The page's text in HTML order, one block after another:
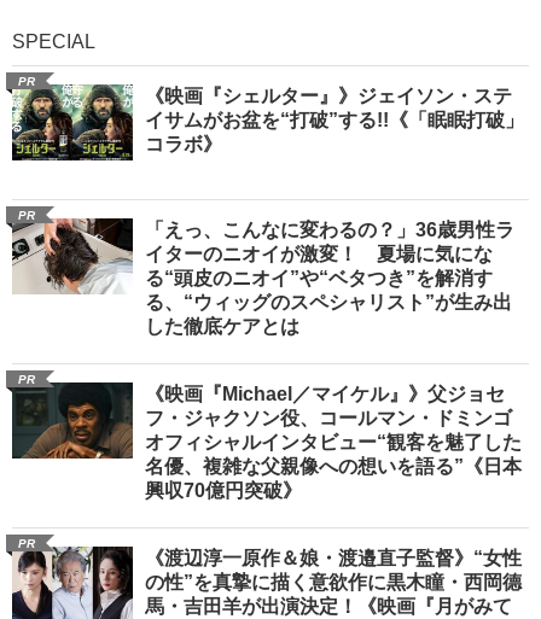
SPECIAL
PR
《映画『シェルター』》ジェイソン・ステ
イサムがお盆を“打破”する!!《「眠眠打破」
コラボ》
PR
「えっ、こんなに変わるの？」36歳男性ラ
イターのニオイが激変！ 夏場に気にな
る“頭皮のニオイ”や“ベタつき”を解消す
る、“ウィッグのスペシャリスト”が生み出
した徹底ケアとは
PR
《映画『Michael／マイケル』》父ジョセ
フ・ジャクソン役、コールマン・ドミンゴ
オフィシャルインタビュー“観客を魅了した
名優、複雑な父親像への想いを語る”《日本
興収70億円突破》
PR
《渡辺淳一原作＆娘・渡邉直子監督》“女性
の性”を真摯に描く意欲作に黒木瞳・西岡德
馬・吉田羊が出演決定！《映画『月がみて